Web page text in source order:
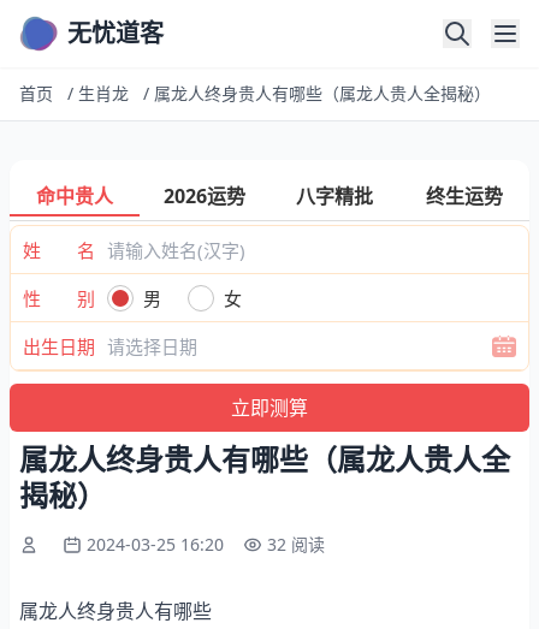
无忧道客
首页 / 生肖龙 / 属龙人终身贵人有哪些（属龙人贵人全揭秘）
命中贵人 2026运势 八字精批 终生运势
姓 名
性 别
男
女
出生日期
属龙人终身贵人有哪些（属龙人贵人全
揭秘）
2024-03-25 16:20 32 阅读
属龙人终身贵人有哪些